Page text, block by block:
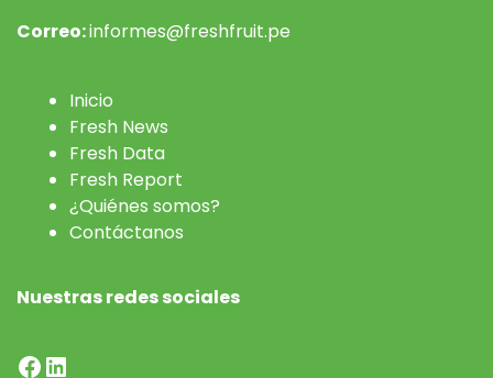
Correo:informes@freshfruit.pe
Inicio
Fresh News
Fresh Data
Fresh Report
¿Quiénes somos?
Contáctanos
Nuestras redes sociales
Facebook
LinkedIn